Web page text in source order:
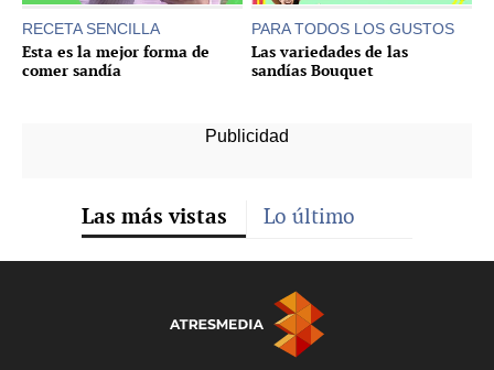
RECETA SENCILLA
Esta es la mejor forma de
comer sandía
PARA TODOS LOS GUSTOS
Las variedades de las
sandías Bouquet
Las más vistas Lo último